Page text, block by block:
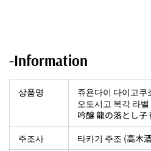
-Information
상품명
쥬욘다이 다이고쿠
오토시고 복각 라
吟醸 龍の落とし子
주조사
타카기 주조 (高木